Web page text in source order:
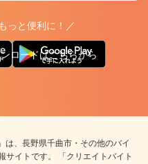
っと便利に！／
ロードはこちらから
は、長野県千曲市・その他のバイ
サイトです。 「クリエイトバイト